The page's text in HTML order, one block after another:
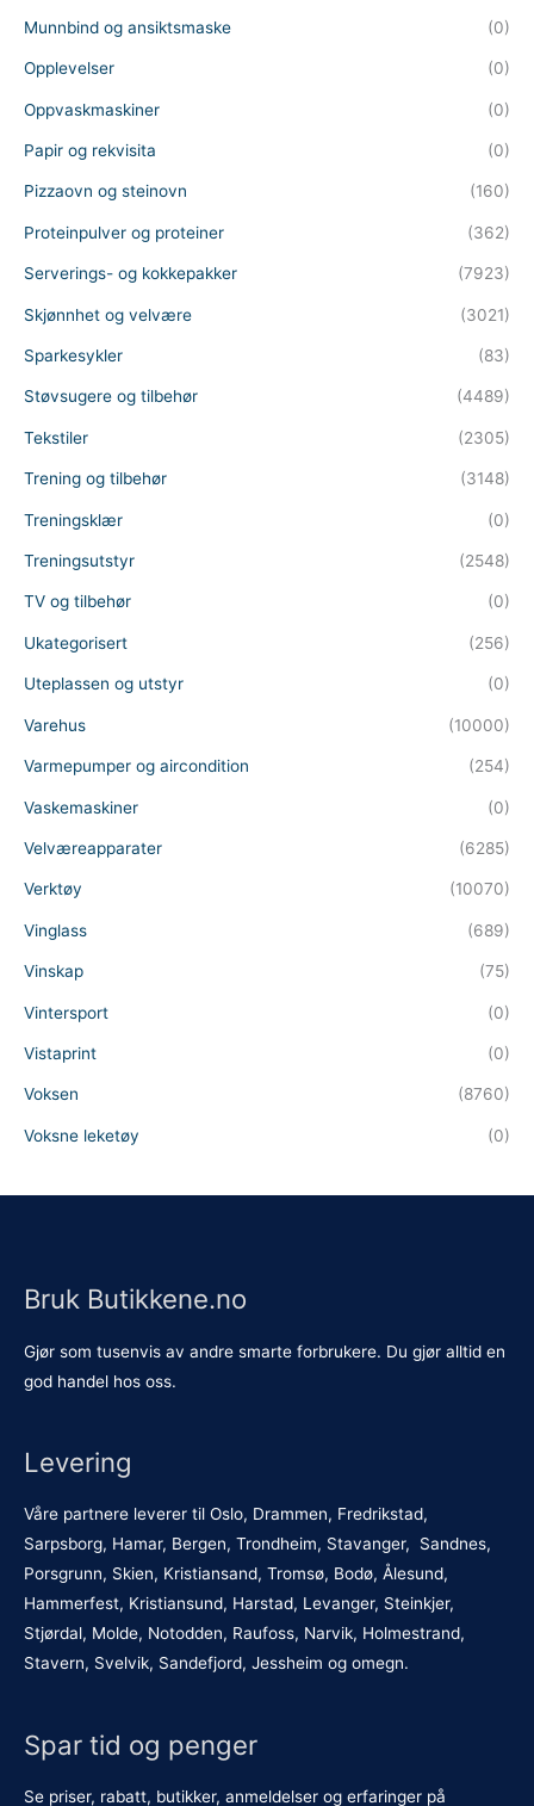
Munnbind og ansiktsmaske (0)
Opplevelser (0)
Oppvaskmaskiner (0)
Papir og rekvisita (0)
Pizzaovn og steinovn (160)
Proteinpulver og proteiner (362)
Serverings- og kokkepakker (7923)
Skjønnhet og velvære (3021)
Sparkesykler (83)
Støvsugere og tilbehør (4489)
Tekstiler (2305)
Trening og tilbehør (3148)
Treningsklær (0)
Treningsutstyr (2548)
TV og tilbehør (0)
Ukategorisert (256)
Uteplassen og utstyr (0)
Varehus (10000)
Varmepumper og aircondition (254)
Vaskemaskiner (0)
Velværeapparater (6285)
Verktøy (10070)
Vinglass (689)
Vinskap (75)
Vintersport (0)
Vistaprint (0)
Voksen (8760)
Voksne leketøy (0)
Bruk Butikkene.no
Gjør som tusenvis av andre smarte forbrukere. Du gjør alltid en
god handel hos oss.
Levering
Våre partnere leverer til Oslo, Drammen, Fredrikstad,
Sarpsborg, Hamar, Bergen, Trondheim, Stavanger, Sandnes,
Porsgrunn, Skien, Kristiansand, Tromsø, Bodø, Ålesund,
Hammerfest, Kristiansund, Harstad, Levanger, Steinkjer,
Stjørdal, Molde, Notodden, Raufoss, Narvik, Holmestrand,
Stavern, Svelvik, Sandefjord, Jessheim og omegn.
Spar tid og penger
Se priser, rabatt, butikker, anmeldelser og erfaringer på